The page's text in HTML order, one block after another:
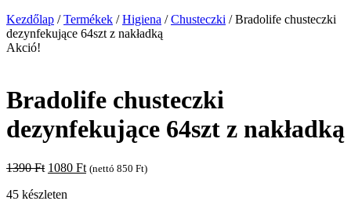
Kezdőlap /Termékek /Higiena /Chusteczki / Bradolife chusteczki
dezynfekujące 64szt z nakładką
Akció!
Bradolife chusteczki
dezynfekujące 64szt z nakładką
1390Ft Original
was:
1080 FtCurrent
(nettó 850 Ft)
45 készleten